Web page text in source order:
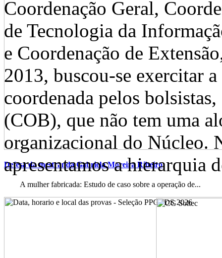
Defesa da mestranda Gabriela Moreira Ribeiro
A mulher fabricada: Estudo de caso sobre a operação de...
Coordenação Geral,
de Tecnologia da
e Coordenação de
2013, buscou-se exercitar
coordenada pelos
(COB), que não tem uma
organizacional do Núcleo.
apresentamos a hierarquia